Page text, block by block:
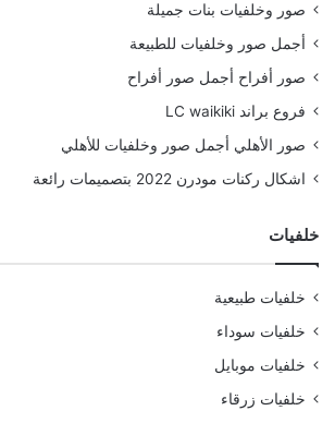
صور وخلفيات بنات جميلة
أجمل صور وخلفيات للطبيعة
صور أفراح أجمل صور أفراح
فروع براند LC waikiki
صور الأهلي أجمل صور وخلفيات للأهلي
اشكال ركنات مودرن 2022 بتصميمات رائعة
خلفيات
خلفيات طبيعية
خلفيات سوداء
خلفيات موبايل
خلفيات زرقاء